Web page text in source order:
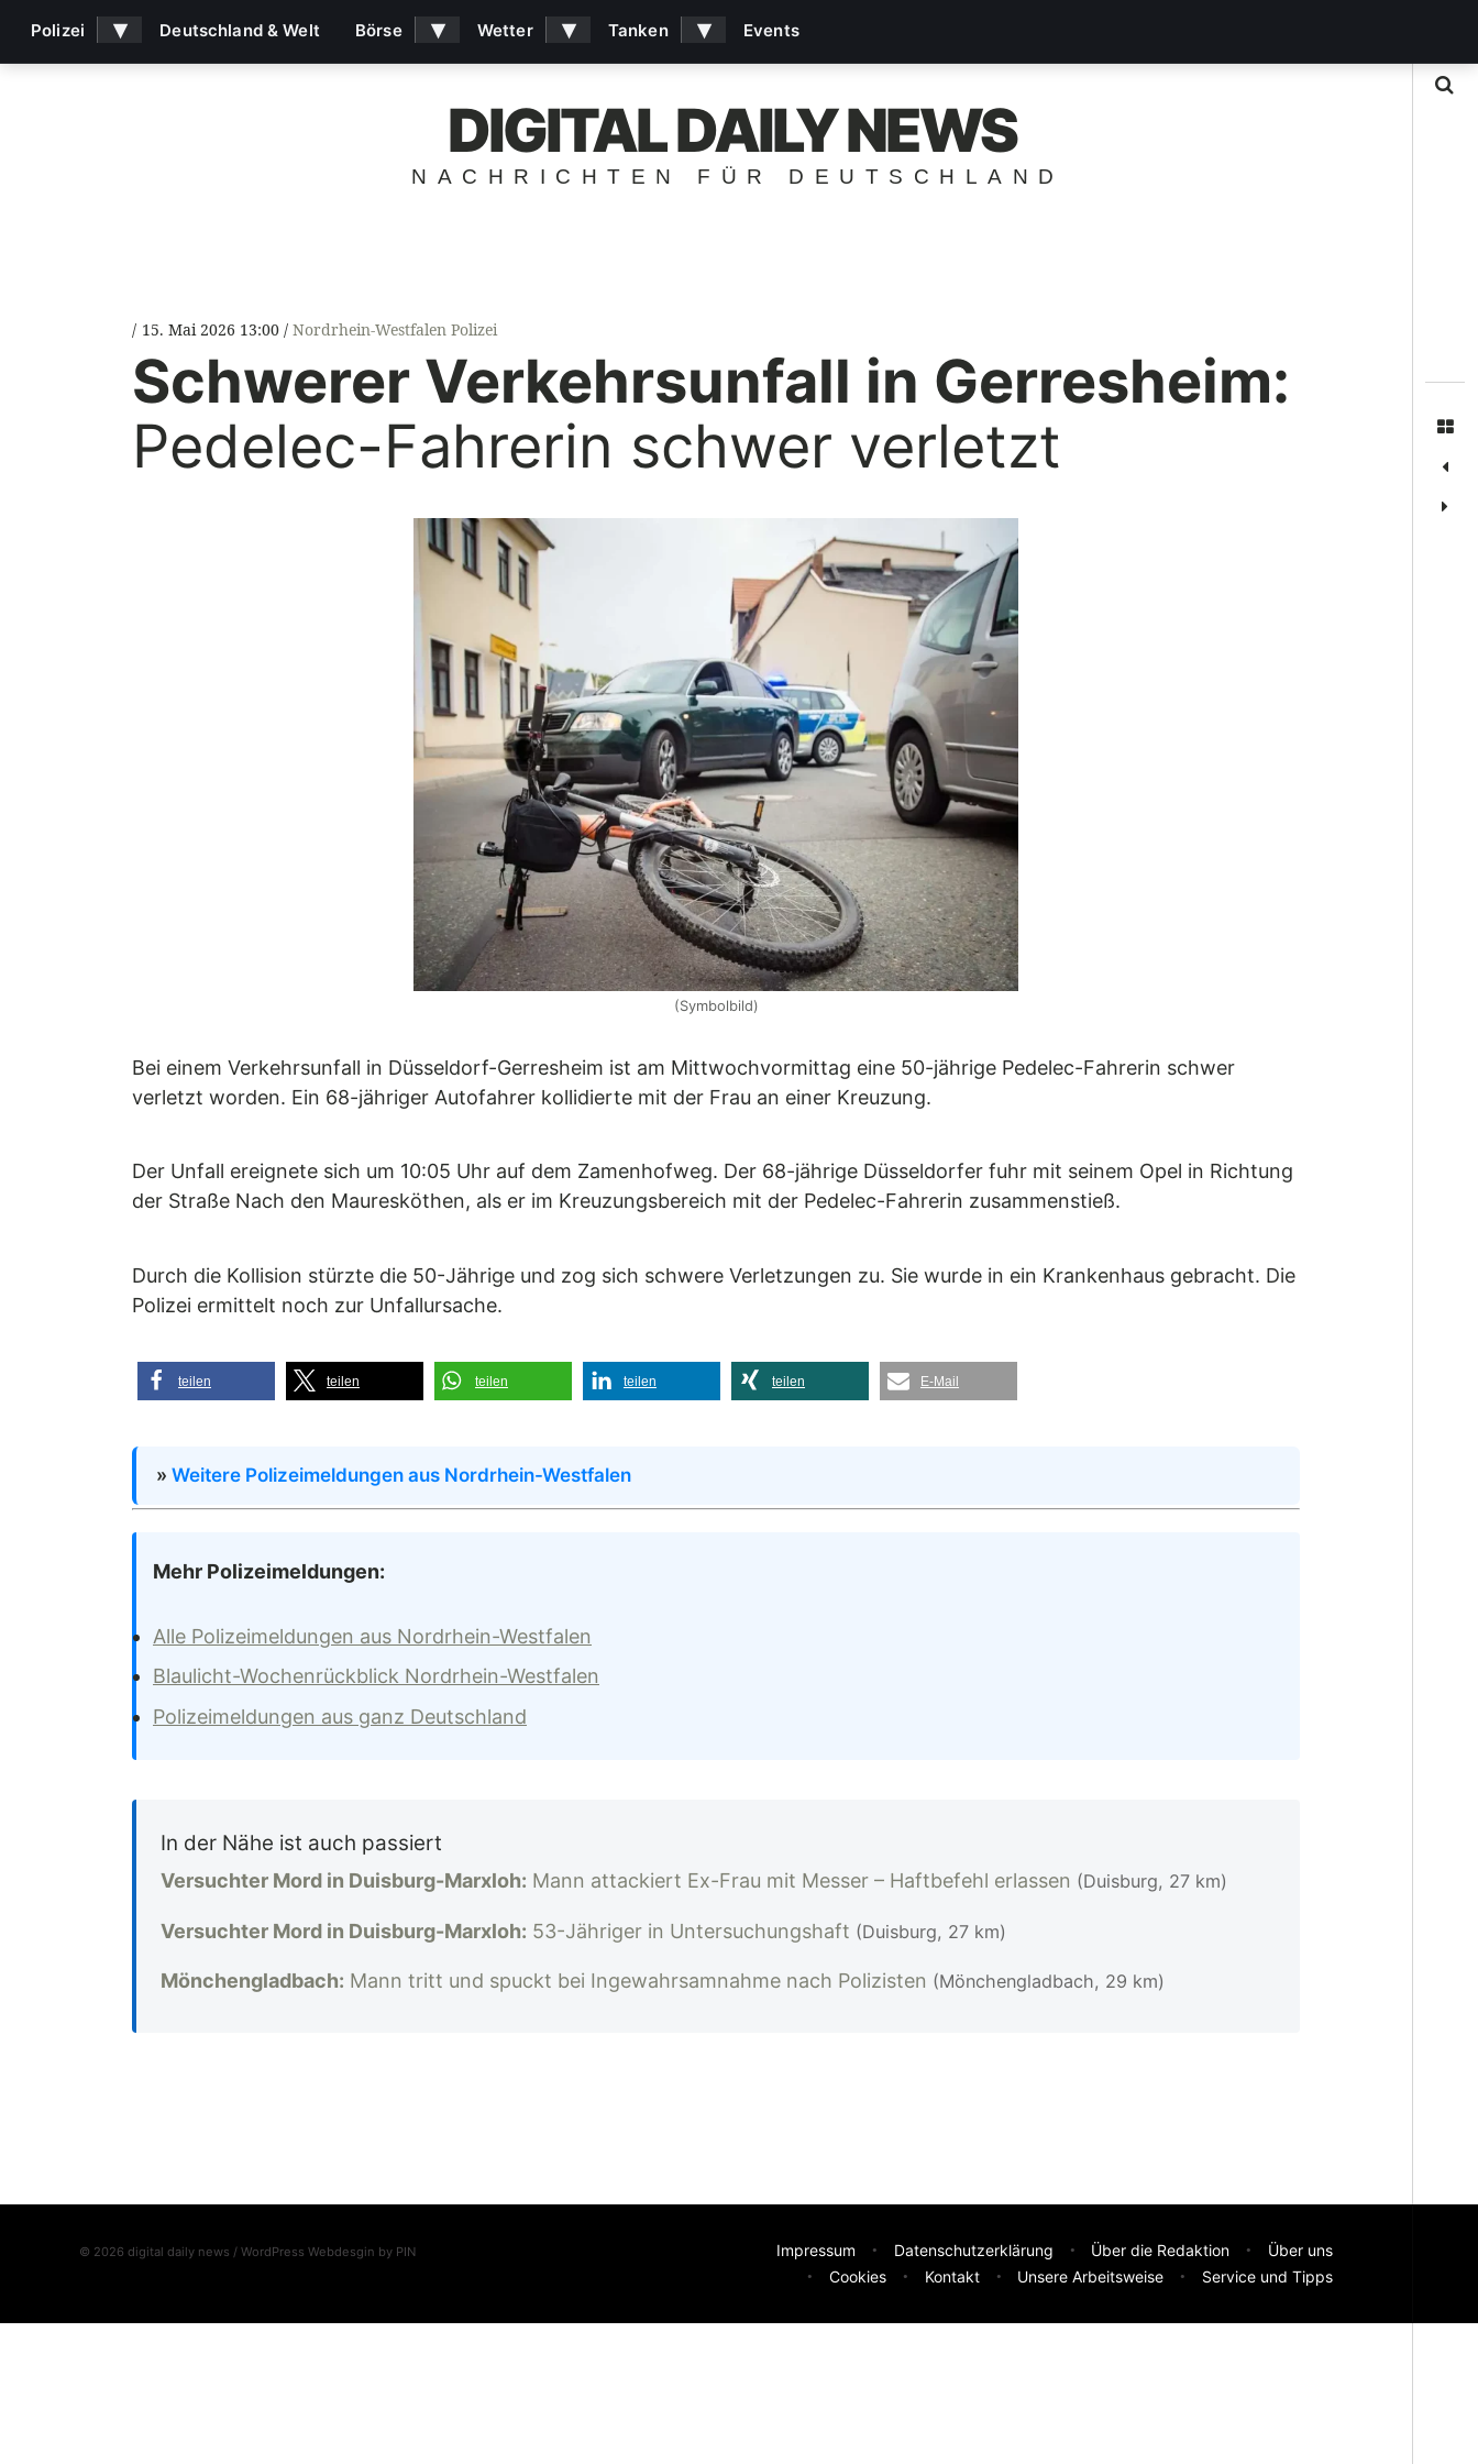
DIGITAL DAILY NEWS
NACHRICHTEN FÜR DEUTSCHLAND
15. Mai 2026 13:00 Nordrhein-Westfalen Polizei
Schwerer Verkehrsunfall in Gerresheim:
Pedelec-Fahrerin schwer verletzt
(Symbolbild)
Bei einem Verkehrsunfall in Düsseldorf-Gerresheim ist am Mittwochvormittag eine 50-jährige Pedelec-Fahrerin schwer
verletzt worden. Ein 68-jähriger Autofahrer kollidierte mit der Frau an einer Kreuzung.
Der Unfall ereignete sich um 10:05 Uhr auf dem Zamenhofweg. Der 68-jährige Düsseldorfer fuhr mit seinem Opel in Richtung
der Straße Nach den Mauresköthen, als er im Kreuzungsbereich mit der Pedelec-Fahrerin zusammenstieß.
Durch die Kollision stürzte die 50-Jährige und zog sich schwere Verletzungen zu. Sie wurde in ein Krankenhaus gebracht. Die
Polizei ermittelt noch zur Unfallursache.
teilen teilen teilen teilen teilen E-Mail
» Weitere Polizeimeldungen aus Nordrhein-Westfalen
Mehr Polizeimeldungen:
Alle Polizeimeldungen aus Nordrhein-Westfalen
Blaulicht-Wochenrückblick Nordrhein-Westfalen
Polizeimeldungen aus ganz Deutschland
In der Nähe ist auch passiert
Versuchter Mord in Duisburg-Marxloh: Mann attackiert Ex-Frau mit Messer – Haftbefehl erlassen (Duisburg, 27 km)
Versuchter Mord in Duisburg-Marxloh: 53-Jähriger in Untersuchungshaft (Duisburg, 27 km)
Mönchengladbach: Mann tritt und spuckt bei Ingewahrsamnahme nach Polizisten (Mönchengladbach, 29 km)
© 2026 digital daily news / WordPress Webdesgin by PIN Impressum Datenschutzerklärung Über die Redaktion
Über uns
Cookies
Kontakt Unsere Arbeitsweise Service und Tipps
Polizei ▾ Deutschland & Welt Börse ▾ Wetter ▾ Tanken ▾ Events